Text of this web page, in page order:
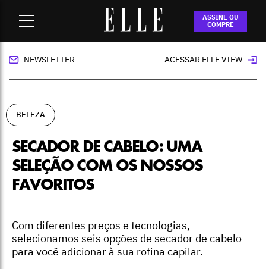
ASSINE OU
COMPRE
Secador de cabelo: uma seleção com os
nossos favoritos
NEWSLETTER ACESSAR ELLE VIEW
BELEZA
SECADOR DE CABELO: UMA
SELEÇÃO COM OS NOSSOS
FAVORITOS
Com diferentes preços e tecnologias,
selecionamos seis opções de secador de cabelo
para você adicionar à sua rotina capilar.